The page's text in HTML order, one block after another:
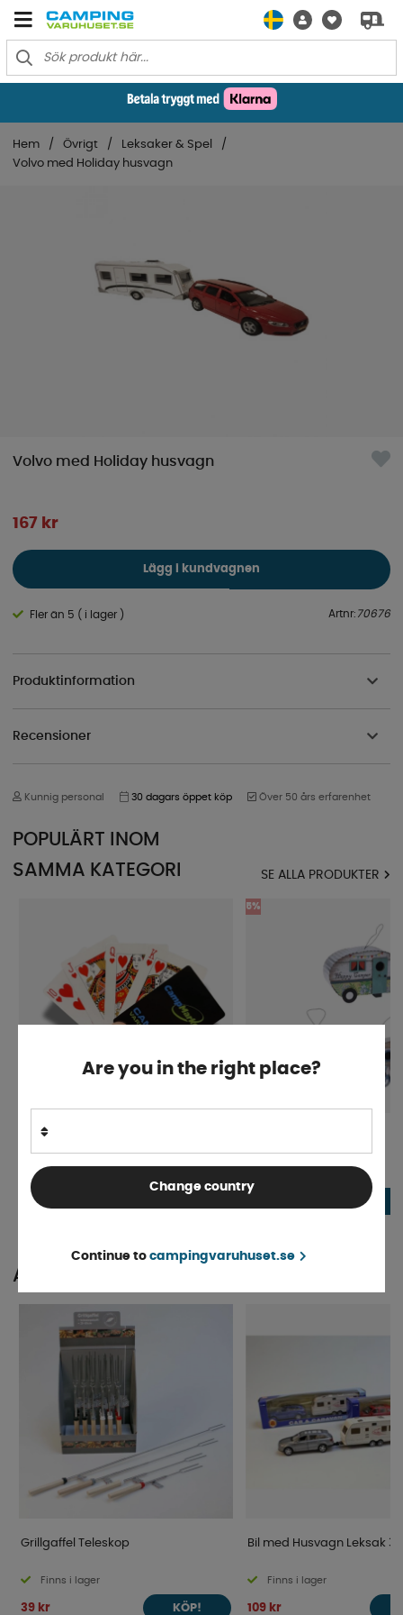
Hem Övrigt
Leksaker & Spel
Volvo med Holiday husvagn
Volvo med Holiday husvagn
167 kr
Lägg i kundvagnen
Fler än 5 ( i lager ) Artnr: 70676
Produktinformation
Recensioner
Kunnig personal 30 dagars öppet köp Över 50 års erfarenhet
POPULÄRT INOM
SAMMA KATEGORI
SE ALLA PRODUKTER
Spelkort
19 kr
5%
188 kr
198 kr
ANDRA KÖPTE ÄVEN
Grillgaffel Teleskop
Finns i lager
39 kr KÖP!
Bil med Husvagn Leksak
Finns i lager
109 kr
Are you in the right place?
Change country
Continue to campingvaruhuset.se